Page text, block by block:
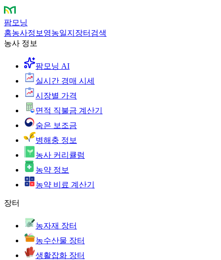
팜모닝
홈농사정보 영농일지 장터 검색
농사 정보
팜모닝 AI
실시간 경매 시세
시장별 가격
면적 직불금 계산기
숨은 보조금
병해충 정보
농사 커리큘럼
농약 정보
농약 비료 계산기
장터
농자재 장터
농수산물 장터
생활잡화 장터